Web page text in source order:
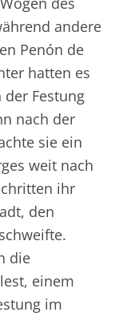
andere
Penón de
hatten es
Festung
nach der
sie ein
weit nach
ihr
den
die
einem
im